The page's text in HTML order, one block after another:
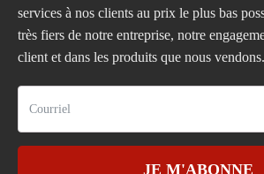
services à nos clients au prix le plus bas
très fiers de notre entreprise, notre
client et dans les produits que nous vendons.
JE M'ABONNE